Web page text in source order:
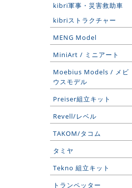
kibri軍事・災害救助車
kibriストラクチャー
MENG Model
MiniArt / ミニアート
Moebius Models / メビ
ウスモデル
Preiser組立キット
Revell/レベル
TAKOM/タコム
タミヤ
Tekno 組立キット
トランペッター